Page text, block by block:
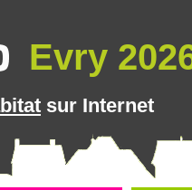
Evry
sur Internet